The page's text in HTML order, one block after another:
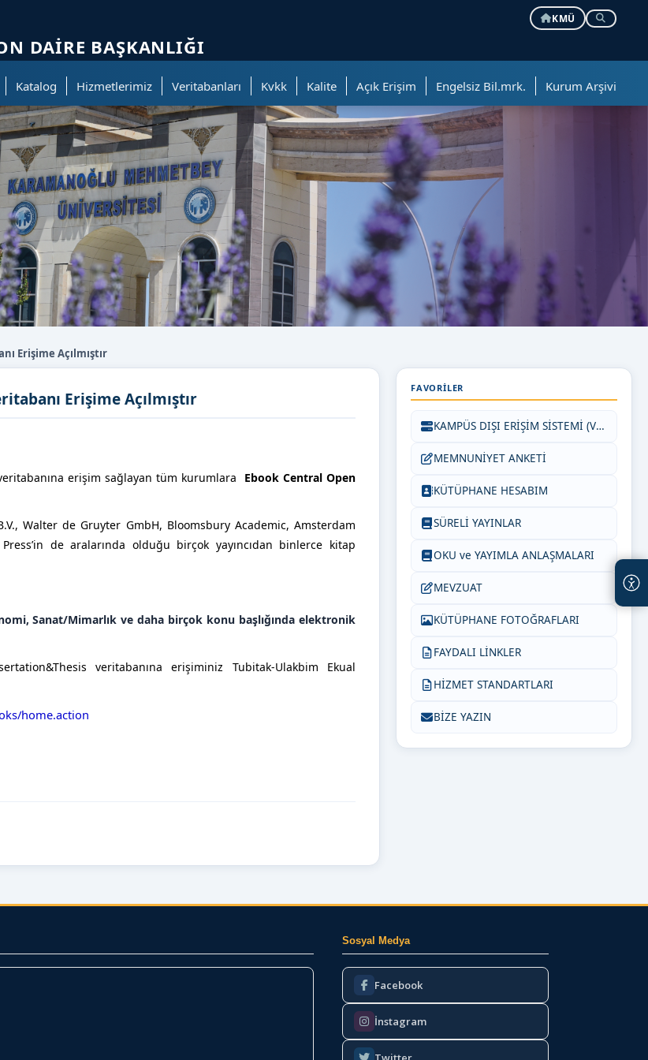
KMÜ
DAIRE BAŞKANLIĞI
Katalog Hizmetlerimiz Veritabanları Kvkk Kalite Açık Erişim Engelsiz Bil.mrk. Kurum Arşivi
Erişime Açılmıştır
Erişime Açılmıştır
erişim sağlayan tüm kurumlara Ebook Central Open
Walter de Gruyter GmbH, Bloomsbury Academic, Amsterdam
de aralarında olduğu birçok yayıncıdan binlerce kitap
Sanat/Mimarlık ve daha birçok konu başlığında elektronik
veritabanına erişiminiz Tubitak-Ulakbim Ekual
home.action
FAVORILER
KAMPÜS DIŞI ERİŞİM SİSTEMİ (VETİS)
MEMNUNİYET ANKETİ
KÜTÜPHANE HESABIM
SÜRELİ YAYINLAR
OKU ve YAYIMLA ANLAŞMALARI
MEVZUAT
KÜTÜPHANE FOTOĞRAFLARI
FAYDALI LİNKLER
HİZMET STANDARTLARI
BİZE YAZIN
Sosyal Medya
Facebook
İnstagram